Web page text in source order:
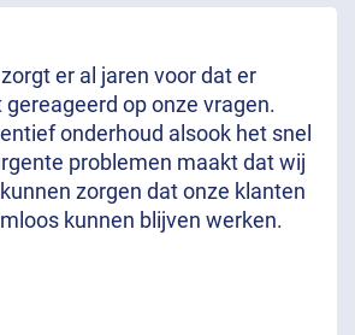
er al jaren voor dat er
op onze vragen.
onderhoud alsook het snel
problemen maakt dat wij
zorgen dat onze klanten
kunnen blijven werken.